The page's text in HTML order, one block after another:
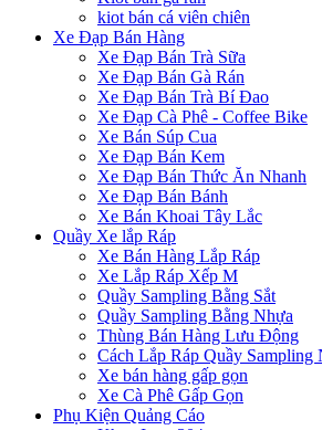
kiot bán cá viên chiên
Xe Đạp Bán Hàng
Xe Đạp Bán Trà Sữa
Xe Đạp Bán Gà Rán
Xe Đạp Bán Trà Bí Đao
Xe Đạp Cà Phê - Coffee Bike
Xe Bán Súp Cua
Xe Đạp Bán Kem
Xe Đạp Bán Thức Ăn Nhanh
Xe Đạp Bán Bánh
Xe Bán Khoai Tây Lắc
Quầy Xe lắp Ráp
Xe Bán Hàng Lắp Ráp
Xe Lắp Ráp Xếp M
Quầy Sampling Bằng Sắt
Quầy Sampling Bằng Nhựa
Thùng Bán Hàng Lưu Động
Cách Lắp Ráp Quầy Sampling
Xe bán hàng gấp gọn
Xe Cà Phê Gấp Gọn
Phụ Kiện Quảng Cáo